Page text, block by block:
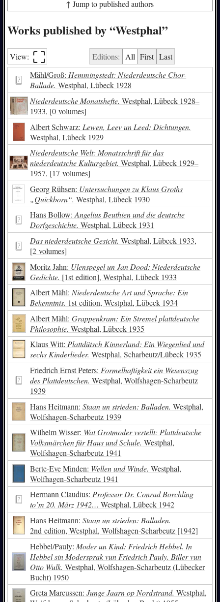
↑ Jump to published authors
Works published by “Westphal”
View: ⛶︎ Editions: All First Last
Mähl/Groß: Hemmingstedt: Niederdeutsche Chor-
Ballade. Westphal, Lübeck 1928
Niederdeutsche Monatshefte. Westphal, Lübeck 1928–
1933, [0 volumes]
Albert Schwarz: Lewen, Leev un Leed: Dichtungen.
Westphal, Lübeck 1929
Niederdeutsche Welt: Monatsschrift für das
niederdeutsche Kulturgebiet. Westphal, Lübeck 1929–
1957, [17 volumes]
Georg Rühsen: Untersuchungen zu Klaus Groths
„Quickborn“. Westphal, Lübeck 1930
Hans Bollow: Angelius Beuthien und die deutsche
Dorfgeschichte. Westphal, Lübeck 1931
Das niederdeutsche Gesicht. Westphal, Lübeck 1933,
[2 volumes]
Moritz Jahn: Ulenspegel un Jan Dood: Niederdeutsche
Gedichte. [1st edition], Westphal, Lübeck 1933
Albert Mähl: Niederdeutsche Art und Sprache: Ein
Bekenntnis. 1st edition, Westphal, Lübeck 1934
Albert Mähl: Grappenkram: Ein Stremel plattdeutsche
Philosophie. Westphal, Lübeck 1935
Klaus Witt: Plattdütsch Kinnerland: Ein Wiegenlied und
sechs Kinderlieder. Westphal, Scharbeutz/Lübeck 1935
Friedrich Ernst Peters: Formelhaftigkeit ein Wesenszug
des Plattdeutschen. Westphal, Wolfshagen-Scharbeutz
1939
Hans Heitmann: Staan un strieden: Balladen. Westphal,
Wolfshagen-Scharbeutz 1939
Wilhelm Wisser: Wat Grotmoder vertellt: Plattdeutsche
Volksmärchen für Haus und Schule. Westphal,
Wolfshagen-Scharbeutz 1941
Berte-Eve Minden: Wellen und Winde. Westphal,
Wolfhagen-Scharbeutz 1941
Hermann Claudius: Professor Dr. Conrad Borchling
to’m 20. März 1942… Westphal, Lübeck 1942
Hans Heitmann: Staan un strieden: Balladen.
2nd edition, Westphal, Wolfshagen-Scharbeutz [1942]
Hebbel/Pauly: Moder un Kind: Friedrich Hebbel. In
Hebbel sin Modersprak vun Friedrich Pauly. Biller vun
Otto Wulk. Westphal, Wolfshagen-Scharbeutz (Lübecker
Bucht) 1950
Greta Marcussen: Junge Jaarn op Nordstrand. Westphal,